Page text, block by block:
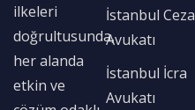
ilkeleri
doğrultusunda,
her alanda
etkin ve
İstanbul Ceza
Avukatı
İstanbul İcra
Avukatı